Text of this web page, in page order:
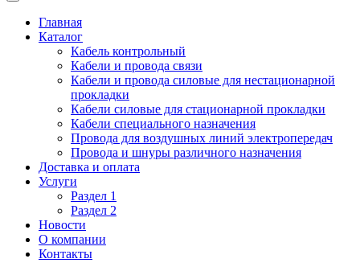
Главная
Каталог
Кабель контрольный
Кабели и провода связи
Кабели и провода силовые для нестационарной
прокладки
Кабели силовые для стационарной прокладки
Кабели специального назначения
Провода для воздушных линий электропередач
Провода и шнуры различного назначения
Доставка и оплата
Услуги
Раздел 1
Раздел 2
Новости
О компании
Контакты